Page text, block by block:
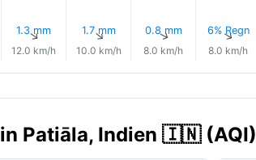
1.3 mm
↑
12.0 km/h
1.7 mm
↑
10.0 km/h
0.8 mm
↑
8.0 km/h
6% Regn
↑
8.0 km/h
Patiāla, Indien 🇮🇳 (AQI)